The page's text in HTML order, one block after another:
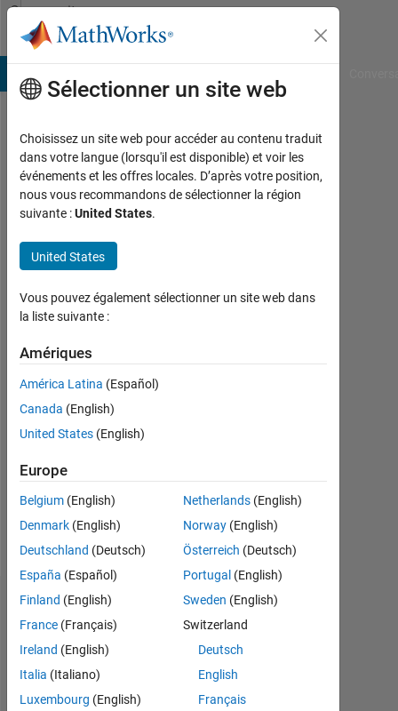
Passer au contenu
Community
Profile
Esraa
Aziz
Last
environ
2 mois
|
depuis
2020
Followers:
0
Follow
Badges
Esraa
Aziz's
Badges
Sélectionner un site web
Choisissez un site web pour accéder au contenu traduit
dans votre langue (lorsqu'il est disponible) et voir les
événements et les offres locales. D’après votre position,
nous vous recommandons de sélectionner la région
suivante :United States.
United States
Vous pouvez également sélectionner un site web dans
la liste suivante :
Amériques
América Latina (Español)
Canada (English)
United States (English)
Europe
Belgium (English)
Denmark (English)
Deutschland (Deutsch)
España (Español)
Finland (English)
France (Français)
Ireland (English)
Italia (Italiano)
Luxembourg (English)
Netherlands(English)
Norway(English)
Österreich (Deutsch)
Portugal (English)
Sweden (English)
Switzerland
Deutsch
English
Français